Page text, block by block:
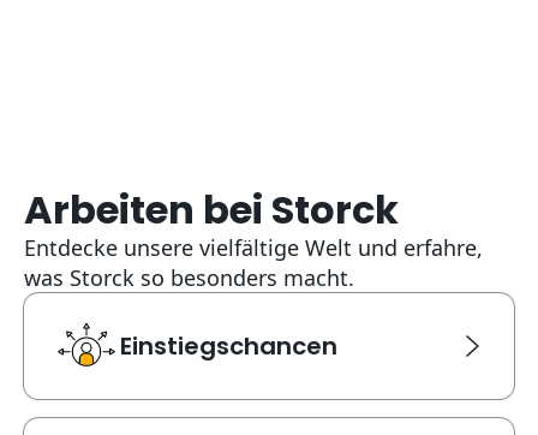
Arbeiten bei Storck
Entdecke unsere vielfältige Welt und erfahre,
was Storck so besonders macht.
Einstiegschancen
Einstiegschancen
Link Karte für Einstiegschancen. Navigiert zu einer